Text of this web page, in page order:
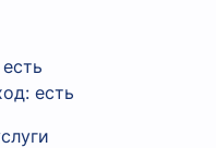
есть